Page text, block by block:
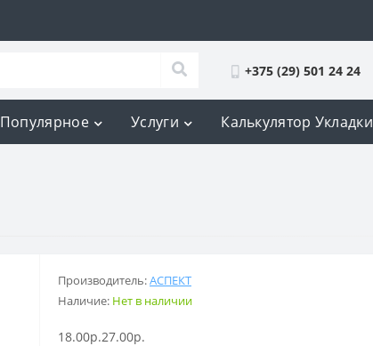
+375 (29) 501 24 24
Популярное Услуги Калькулятор Укладки
Производитель:АСПЕКТ
Наличие: Нет в наличии
18.00р.27.00р.